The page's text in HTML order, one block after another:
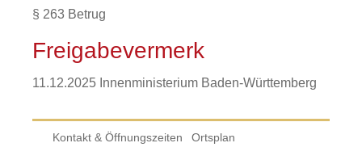
§ 263 Betrug
Freigabevermerk
11.12.2025 Innenministerium Baden-Württemberg
Kontakt & Öffnungszeiten Ortsplan